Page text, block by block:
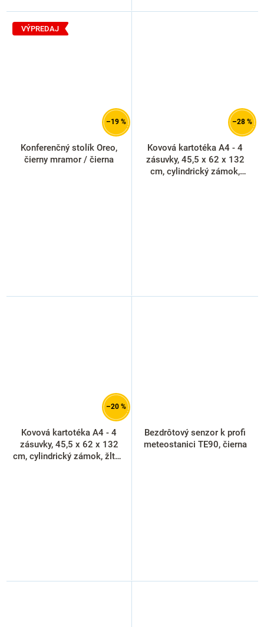
VÝPREDAJ
–19 %
Konferenčný stolík Oreo,
čierny mramor / čierna
–28 %
Kovová kartotéka A4 - 4
zásuvky, 45,5 x 62 x 132
cm, cylindrický zámok,
–20 %
Kovová kartotéka A4 - 4
zásuvky, 45,5 x 62 x 132
cm, cylindrický zámok, žltá -
Bezdrôtový senzor k profi
meteostanici TE90, čierna